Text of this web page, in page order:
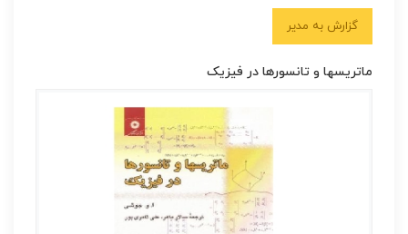
گزارش به مدیر
ماتریسها و تانسورها در فیزیک